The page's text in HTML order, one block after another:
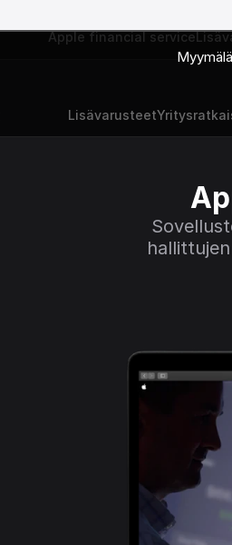
Apple financial service
Lisävarusteet